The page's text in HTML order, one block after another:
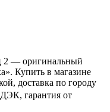
2 — оригинальный
Купить в магазине
доставка по городу
гарантия от